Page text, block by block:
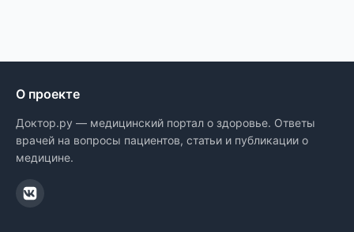
О проекте
Доктор.ру — медицинский портал о здоровье. Ответы
врачей на вопросы пациентов, статьи и публикации о
медицине.